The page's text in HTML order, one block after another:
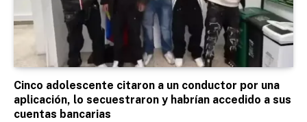
Cinco adolescente citaron a un conductor por una
aplicación, lo secuestraron y habrían accedido a sus
cuentas bancarias